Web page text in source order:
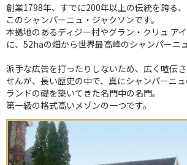
創業1798年、すでに200年以上の伝統を誇る
このシャンパーニュ・ジャクソンです。
本拠地のあるディジー村やグラン・クリュ ア
に、52haの畑から世界最高峰のシャンパーニ
派手な広告を打ったりしないため、広く喧伝
せんが、長い歴史の中で、真にシャンパーニ
ランドの礎を築いてきた名門中の名門。
第一級の格式高いメゾンの一つです。